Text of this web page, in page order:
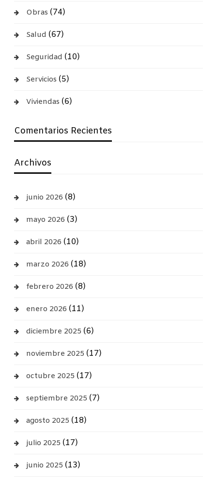
Obras (74)
Salud (67)
Seguridad (10)
Servicios (5)
Viviendas (6)
Comentarios Recientes
Archivos
junio 2026 (8)
mayo 2026 (3)
abril 2026 (10)
marzo 2026 (18)
febrero 2026 (8)
enero 2026 (11)
diciembre 2025 (6)
noviembre 2025 (17)
octubre 2025 (17)
septiembre 2025 (7)
agosto 2025 (18)
julio 2025 (17)
junio 2025 (13)